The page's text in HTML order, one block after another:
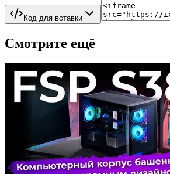
Код для вставки
Смотрите ещё